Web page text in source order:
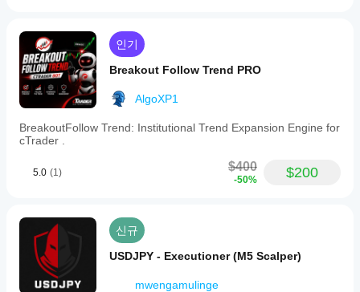
인기
Breakout Follow Trend PRO
AlgoXP1
BreakoutFollow Trend: Institutional Trend Expansion Engine for
cTrader .
5.0 (1) $400
-50% $200
신규
USDJPY - Executioner (M5 Scalper)
mwengamulinge